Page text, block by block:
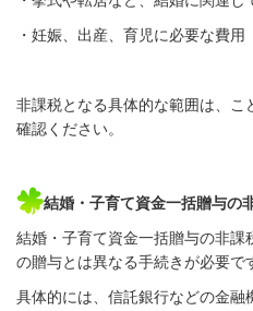
・妊娠、出産、育児に必要な費用
非課税となる具体的な範囲は、
確認ください。
結婚・子育て資金一括贈与の
結婚・子育て資金一括贈与の非課
の贈与とは異なる手続きが必要で
具体的には、信託銀行などの金融